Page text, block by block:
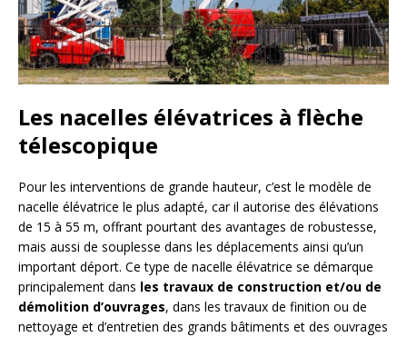
Les nacelles élévatrices à flèche
télescopique
Pour les interventions de grande hauteur, c’est le modèle de
nacelle élévatrice le plus adapté, car il autorise des élévations
de 15 à 55 m, offrant pourtant des avantages de robustesse,
mais aussi de souplesse dans les déplacements ainsi qu’un
important déport. Ce type de nacelle élévatrice se démarque
principalement dans les travaux de construction et/ou de
démolition d’ouvrages, dans les travaux de finition ou de
nettoyage et d’entretien des grands bâtiments et des ouvrages